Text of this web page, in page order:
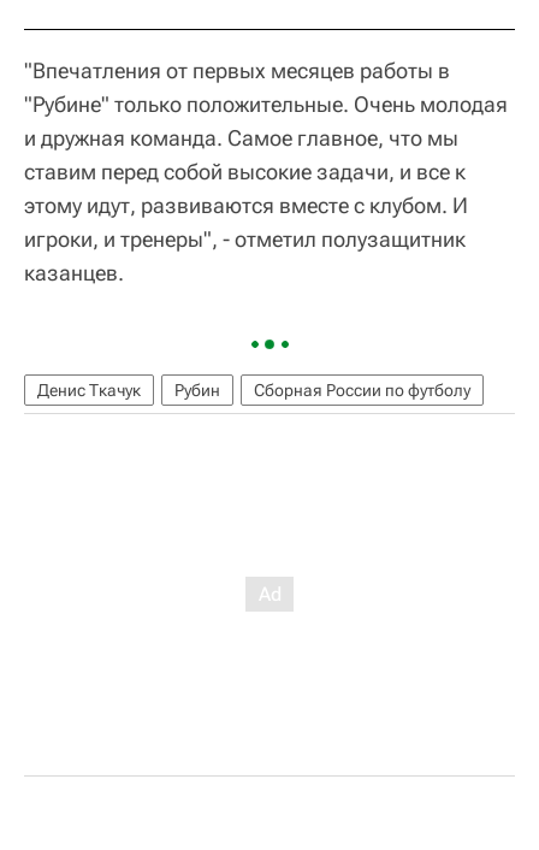
"Впечатления от первых месяцев работы в
"Рубине" только положительные. Очень молодая
и дружная команда. Самое главное, что мы
ставим перед собой высокие задачи, и все к
этому идут, развиваются вместе с клубом. И
игроки, и тренеры", - отметил полузащитник
казанцев.
Денис Ткачук Рубин Сборная России по футболу